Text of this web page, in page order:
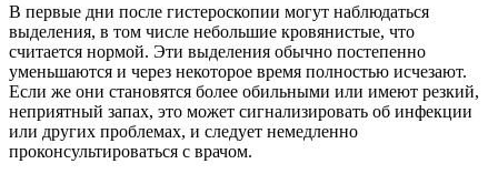
В первые дни после гистероскопии могут наблюдаться
выделения, в том числе небольшие кровянистые, что
считается нормой. Эти выделения обычно постепенно
уменьшаются и через некоторое время полностью исчезают.
Если же они становятся более обильными или имеют резкий,
неприятный запах, это может сигнализировать об инфекции
или других проблемах, и следует немедленно
проконсультироваться с врачом.